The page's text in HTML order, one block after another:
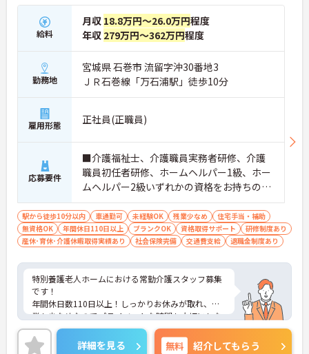
給料
月収 18.8万円～26.0万円程度
年収 279万円～362万円程度
勤務地
宮城県 石巻市 流留字沖30番地3
ＪＲ石巻線「万石浦駅」徒歩10分
雇用形態 正社員(正職員)
応募要件
■介護福祉士、介護職員実務者研修、介護
職員初任者研修、ホームヘルパー1級、ホー
ムヘルパー2級いずれかの資格をお持ちの方
※経験があれば尚可 ■普通自動車運転免許
（AT限定可）
駅から徒歩10分以内 車通勤可 未経験OK 残業少なめ
住宅手当・補助
無資格OK
年間休日110日以上 ブランクOK 資格取得サポート
研修制度あり
産休･育休･介護休暇取得実績あり
社会保険完備 交通費支給 退職金制度あり
特別養護老人ホームにおける常勤介護スタッフ募集
です！
年間休日数110日以上！しっかりお休みが取れ、残
業も少なめなのでプライベートな時間も大切にしな
がら働けます！
ご興味ある方には、面接のポイントなど、さらに詳
詳細を見る 無料 紹介してもらう